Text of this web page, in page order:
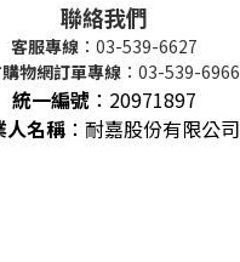
聯絡我們
客服專線 ：03-539-6627
物網訂單專線 ：03-539-6966
統一編號 ： 20971897
人名稱 ：耐嘉股份有限公司